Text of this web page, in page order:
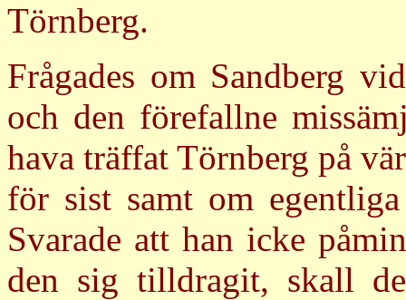
Törnberg.
Frågades om Sandberg
och den förefallne
hava träffat Törnberg på
för sist samt om
Svarade att han icke
den sig tilldragit, skall